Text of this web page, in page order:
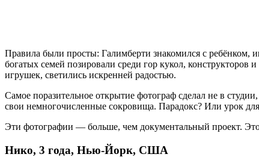
Правила были просты: Галимберти знакомился с ребёнком,
богатых семей позировали среди гор кукол,
игрушек, светились искренней радостью.
Самое поразительное открытие фотограф сделал не в
свои немногочисленные сокровища. Парадокс? Или урок
Эти фотографии — больше, чем документальный проект.
Нико, 3 года, Нью-Йорк, США